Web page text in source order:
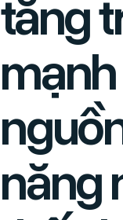
tăng
năng